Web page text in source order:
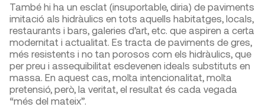
També hi ha un esclat (insuportable, diria) de paviments
imitació als hidràulics en tots aquells habitatges, locals,
restaurants i bars, galeries d’art, etc. que aspiren a certa
modernitat i actualitat. Es tracta de paviments de gres,
més resistents i no tan porosos com els hidràulics, que
per preu i assequibilitat esdevenen ideals substituts en
massa. En aquest cas, molta intencionalitat, molta
pretensió, però, la veritat, el resultat és cada vegada
“més del mateix”.